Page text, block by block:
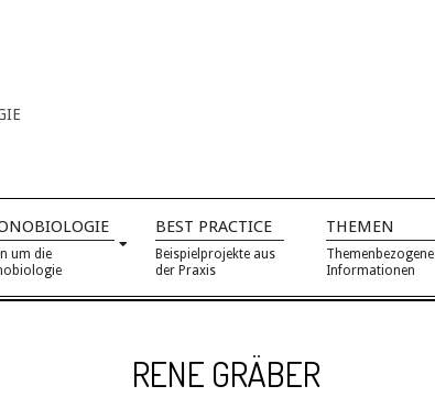
um die
BEST PRACTICE
Beispielprojekte aus
der Praxis
THEMEN
Themenbezogene
Informationen
RENE GRÄBER